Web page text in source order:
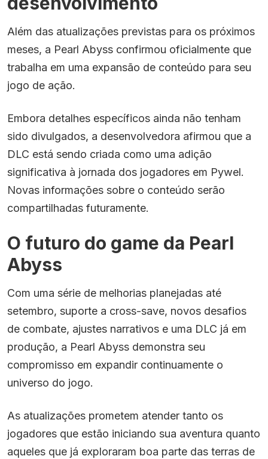
Além das atualizações previstas para os próximos
meses, a Pearl Abyss confirmou oficialmente que
trabalha em uma expansão de conteúdo para seu
jogo de ação.
Embora detalhes específicos ainda não tenham
sido divulgados, a desenvolvedora afirmou que a
DLC está sendo criada como uma adição
significativa à jornada dos jogadores em Pywel.
Novas informações sobre o conteúdo serão
compartilhadas futuramente.
O futuro do game da Pearl
Abyss
Com uma série de melhorias planejadas até
setembro, suporte a cross-save, novos desafios
de combate, ajustes narrativos e uma DLC já em
produção, a Pearl Abyss demonstra seu
compromisso em expandir continuamente o
universo do jogo.
As atualizações prometem atender tanto os
jogadores que estão iniciando sua aventura quanto
aqueles que já exploraram boa parte das terras de